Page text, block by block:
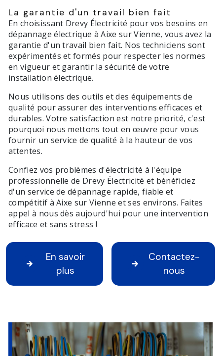
La garantie d'un travail bien fait
En choisissant Drevy Électricité pour vos besoins en
dépannage électrique à Aixe sur Vienne, vous avez la
garantie d'un travail bien fait. Nos techniciens sont
expérimentés et formés pour respecter les normes
en vigueur et garantir la sécurité de votre
installation électrique.
Nous utilisons des outils et des équipements de
qualité pour assurer des interventions efficaces et
durables. Votre satisfaction est notre priorité, c'est
pourquoi nous mettons tout en œuvre pour vous
fournir un service de qualité à la hauteur de vos
attentes.
Confiez vos problèmes d'électricité à l'équipe
professionnelle de Drevy Électricité et bénéficiez
d'un service de dépannage rapide, fiable et
compétitif à Aixe sur Vienne et ses environs. Faites
appel à nous dès aujourd'hui pour une intervention
efficace et sans stress !
En savoir
plus
Contactez-
nous